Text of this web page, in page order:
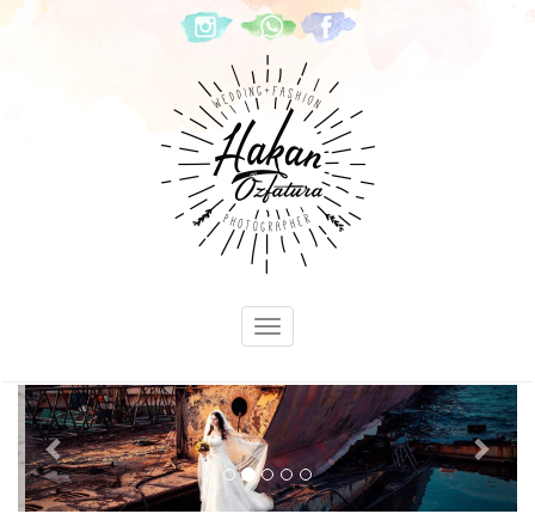
Previous Next